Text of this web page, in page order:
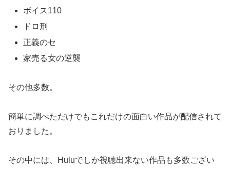
ボイス110
ドロ刑
正義のセ
家売る女の逆襲
その他多数。
簡単に調べただけでもこれだけの面白い作品が配信されて
おりました。
その中には、Huluでしか視聴出来ない作品も多数ござい